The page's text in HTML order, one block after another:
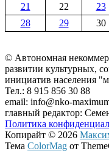
21
22 23
28
29
30
© Автономная
развитии культурных,
инициатив населения
Тел.: 8 915 856 30 88
email: info@nko-
главный редактор:
Политика
Копирайт © 2026
Тема ColorMag от